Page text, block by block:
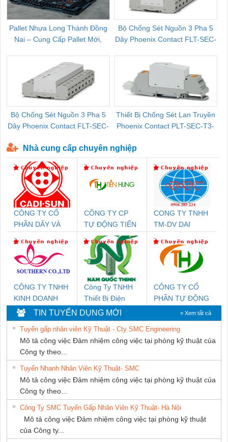
Pallet Nhựa Long Thành Đồng
Nai – Cung Cấp Pallet Mới,
Bộ Chống Sét Nguồn 3 Pha 5
Dây Phoenix Contact FLT-SEC-
Bộ Chống Sét Nguồn 3 Pha 5
Dây Phoenix Contact FLT-SEC-
Thiết Bị Chống Sét Lan Truyền
Phoenix Contact PLT-SEC-T3-
Nhà cung cấp chuyên nghiệp
CÔNG TY CỔ
PHẦN DÂY VÀ
THƯỢNG ĐÌNH
CÔNG TY CP
TỰ ĐỘNG TIẾN
HƯNG
CONG TY TNHH
TM-DV DAI
CÔNG TY TNHH
KINH DOANH
DỊCH VỤ XNK
PHƯƠNG NAM
Công Ty TNHH
Thiết Bị Điện
Nam Quốc Thịnh
CÔNG TY CỔ
PHẦN TỰ ĐỘNG
TIẾN HƯNG
TIN TUYỂN DỤNG MỚI » Xem tất cả
Tuyển gấp nhân viên Kỹ Thuật - Cty SMC Engineering
Mô tả công việc Đảm nhiệm công việc tại phòng kỹ thuật của
Công ty theo...
Tuyển Nhanh Nhân Viên Kỹ Thuật- SMC
Mô tả công việc Đảm nhiệm công việc tại phòng kỹ thuật của
Công ty theo...
Công Ty SMC Tuyển Gấp Nhân Viên Kỹ Thuật- Hà Nội
Mô tả công việc Đảm nhiệm công việc tại phòng kỹ thuật
của Công ty...